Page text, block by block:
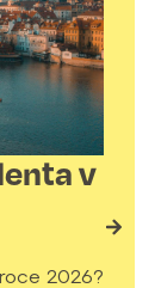
v
2026?